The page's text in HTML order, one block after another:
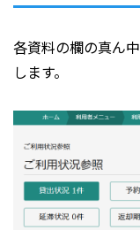
各資料の欄の真ん
します。